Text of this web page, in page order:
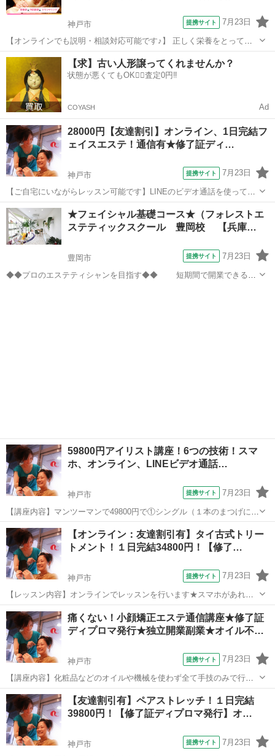
神戸市 提携サイト 7月23日
【オンラインでも説明・相談対応可能です♪】 正しく栄養をとって美
味しく食べて痩せる体に 健康とキレイを同時に叶える★
兵庫 神戸市 エステ
【求】古い人形譲ってくれませんか？
状態が悪くてもOK🙆‍♀️査定0円‼️
COYASH Ad
28000円【友達割引】オンライン、1日完結フ
ェイスエステ！通信有★修了証ディ…
神戸市 提携サイト 7月23日
【ご自宅にいながらレッスン可能です】LINEのビデオ通話を使って、
講師と自宅にいながらリアルタイムでマンツーマンレッスンです。45
分/60分コースとそれ以上のコースを作る事ができ、自分でお好きに決
められます。スマートフォンで...
兵庫 神戸市 エステ
★フェイシャル基礎コース★（フォレストエ
ステティックスクール 豊岡校 【兵庫…
豊岡市 提携サイト 7月23日
◆◆プロのエステティシャンを目指す◆◆ 短期間で開業できる技
59800円アイリスト講座！6つの技術！スマ
ホ、オンライン、LINEビデオ通話…
神戸市 提携サイト 7月23日
【講座内容】マンツーマンで49800円で①シングル（１本のまつげに１
本つける）②３Ｄボリュームアイラッシュ（１本のまつげに細い０．
０５～０．０７のエクステを２～６本までつける）不器用な方でも１
秒ファンがあるから安心です！③Ｌ...
兵庫 神戸市
【オンライン：友達割引有】タイ古式トリー
トメント！１日完結34800円！【修了…
神戸市 提携サイト 7月23日
【レッスン内容】オンラインでレッスンを行います★スマホがあれば
OKです！ヨガマット等を床に引いて行うテクニックになります。レッ
スンは学科と実技を行い、体感して頂きます。お客様は洋服を脱がず
そのまま行います。お客様へ圧をゆっく...
兵庫 神戸市 整体
痛くない！小顔矯正エステ通信講座★修了証
ディプロマ発行★独立開業副業★オイル不…
神戸市 提携サイト 7月23日
【講座内容】化粧品などのオイルや機械を使わず全て手技のみで行い
ます。その為お客様はお化粧をオフしなくてOK（オイルやクリームを
使ってもOK)お客様への圧の加減を調整することで強弱の変化も可能
です。「筋肉運動」で顔のコリをほぐ...
兵庫 神戸市 エステ
【友達割引有】ペアストレッチ！１日完結
39800円！【修了証ディプロマ発行】オ…
神戸市 提携サイト 7月23日